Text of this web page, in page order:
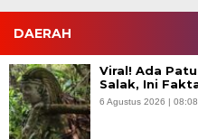
DAERAH
Viral! Ada
Salak, Ini
6 Agustus 2026 |